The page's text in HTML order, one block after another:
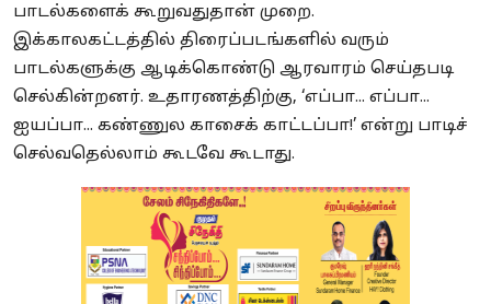
பாடல்களைக் கூறுவதுதான் முறை.
இக்காலகட்டத்தில் திரைப்படங்களில் வரும்
பாடல்களுக்கு ஆடிக்கொண்டு ஆரவாரம் செய்தபடி
செல்கின்றனர். உதாரணத்திற்கு, ‘எப்பா... எப்பா...
ஐயப்பா... கண்ணுல காசைக் காட்டப்பா!’ என்று பாடிச்
செல்வதெல்லாம் கூடவே கூடாது.